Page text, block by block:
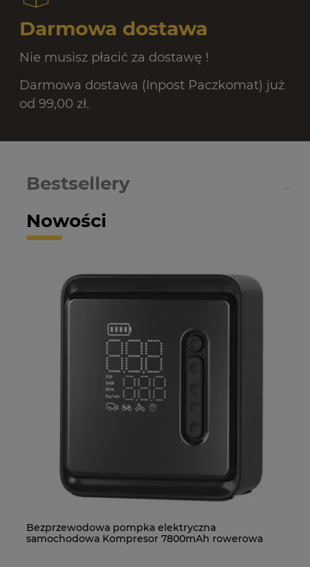
Darmowa dostawa
Nie musisz płacić za dostawę !
Darmowa dostawa (Inpost Paczkomat) już
od 99,00 zł.
Nowości
Bestsellery
Bezprzewodowa pompka elektryczna
samochodowa Kompresor 7800mAh rowerowa
MW 10x2 N38 - magnes neodymowy